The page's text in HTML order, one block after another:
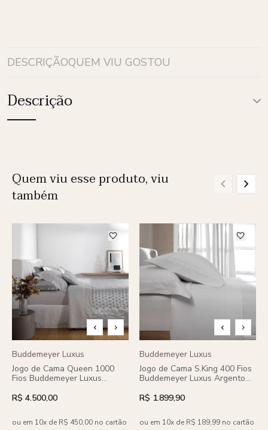
DESCRIÇÃOQUEM VIU GOSTOU
Descrição
Quem viu esse produto, viu
também
Buddemeyer Luxus
Jogo de Cama Queen 1000
Fios Buddemeyer Luxus
Penteado 4 peças
R$ 4.500,00
ou em 10x de R$ 450,00 no cartão
Buddemeyer Luxus
Jogo de Cama S.King 400 Fios
Buddemeyer Luxus Argento
peças
R$ 1.899,90
ou em 10x de R$ 189,99 no cartão